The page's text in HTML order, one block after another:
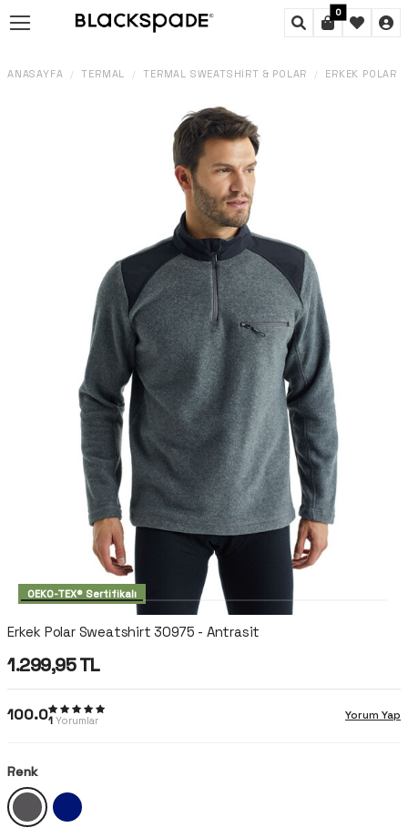
0
ANASAYFA / TERMAL / TERMAL SWEATSHIRT & POLAR / ERKEK POLAR
OEKO-TEX® Sertifikalı
Erkek Polar Sweatshirt 30975 - Antrasit
1.299,95TL
100.01 Yorumlar Yorum Yap
Renk